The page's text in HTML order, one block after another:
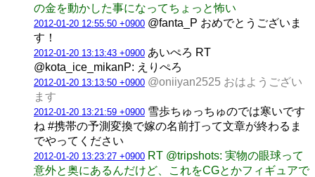
の金を動かした事になってちょっと怖い
2012-01-20 12:55:50 +0900 @fanta_P おめでとうございま
す！
2012-01-20 13:13:43 +0900 あいぺろ RT
@kota_ice_mikanP: えりぺろ
2012-01-20 13:13:50 +0900 @oniiyan2525 おはようござい
ます
2012-01-20 13:21:59 +0900 雪歩ちゅっちゅのでは寒いです
ね #携帯の予測変換で嫁の名前打って文章が終わるま
でやってください
2012-01-20 13:23:27 +0900 RT @tripshots: 実物の眼球って
意外と奥にあるんだけど、これをCGとかフィギュアで